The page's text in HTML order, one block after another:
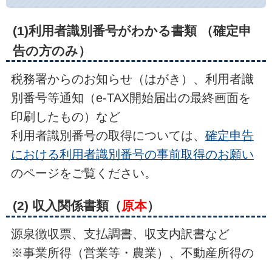
(1)利用者識別番号がわかる書類 （確定申
告の方のみ）
税務署からのお知らせ（はがき）、利用者識
別番号等通知（e-TAX開始届出の最終画面を
印刷したもの）など
利用者識別番号の取得については、 確定申告
における利用者識別番号の事前取得のお願い
のページをご覧ください。
(2) 収入関係書類（原本）
源泉徴収票、支払調書、収支内訳書など
※事業所得（営業等・農業）、不動産所得の